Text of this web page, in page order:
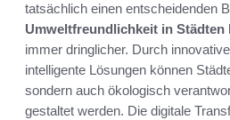
tatsächlich einen entscheidenden
Umweltfreundlichkeit in Städten
immer dringlicher. Durch
intelligente Lösungen können
sondern auch ökologisch
gestaltet werden. Die digitale